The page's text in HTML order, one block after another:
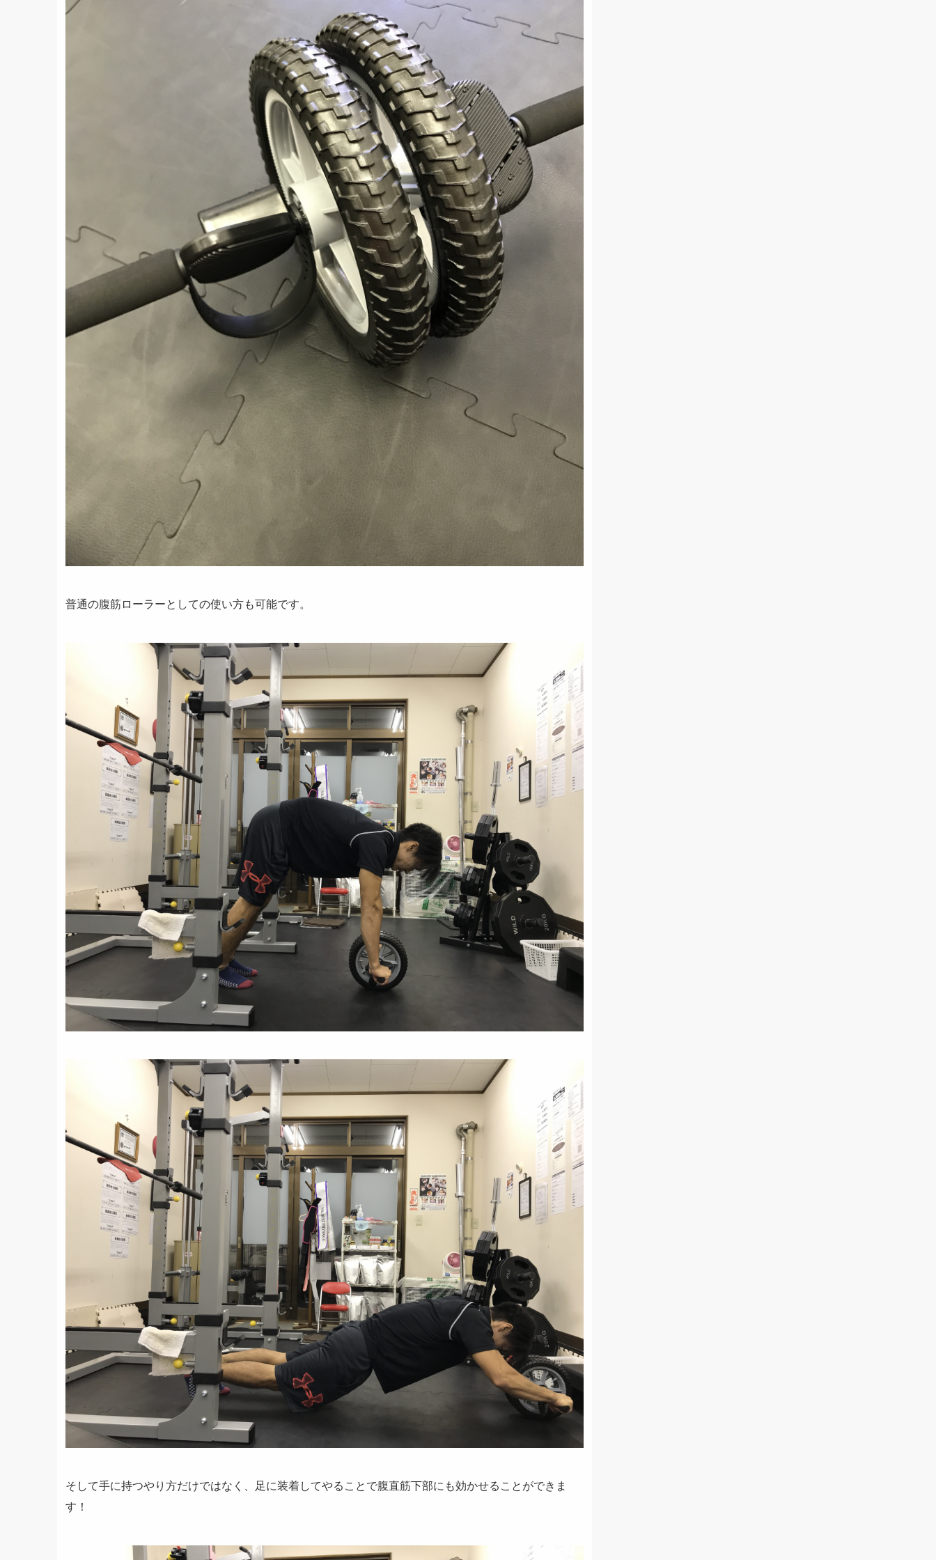
普通の腹筋ローラーとしての使い方も可能です。
そして手に持つやり方だけではなく、足に装着してやることで腹直筋下部にも効かせることができま
す！